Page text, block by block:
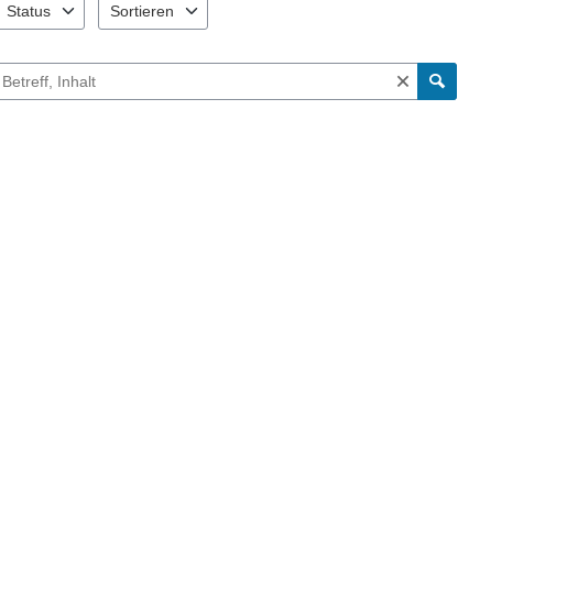
Status
Sortieren
Suche nach Meldungen und Kommentaren